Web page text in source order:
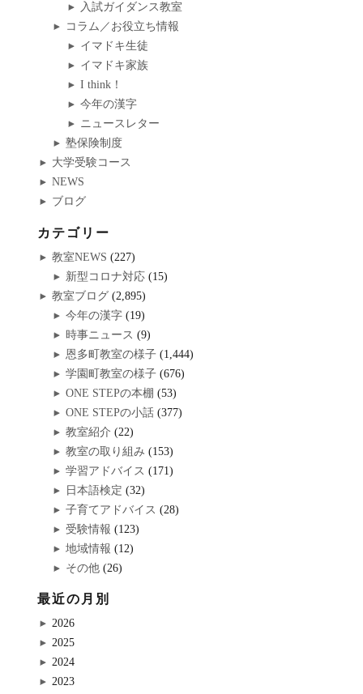
入試ガイダンス教室
コラム／お役立ち情報
イマドキ生徒
イマドキ家族
I think！
今年の漢字
ニュースレター
塾保険制度
大学受験コース
NEWS
ブログ
カテゴリー
教室NEWS (227)
新型コロナ対応 (15)
教室ブログ(2,895)
今年の漢字 (19)
時事ニュース (9)
恩多町教室の様子 (1,444)
学園町教室の様子 (676)
ONE STEPの本棚 (53)
ONE STEPの小話 (377)
教室紹介 (22)
教室の取り組み (153)
学習アドバイス (171)
日本語検定 (32)
子育てアドバイス (28)
受験情報 (123)
地域情報 (12)
その他 (26)
最近の月別
2026
2025
2024
2023